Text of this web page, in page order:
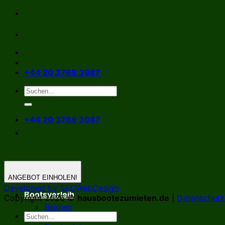
Zum
springen
+44 20 3769 3987
+44 20 3769 3987
Bootsverleih
Belgien
Deutschland
ANGEBOT EINHOLEN!
Developed by SEOWebDesign
Copyright 2026 © hausbootezumieten.de